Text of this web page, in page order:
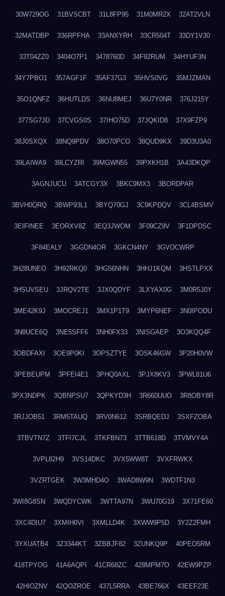
30W729OG 31BVSCBT 31L8FP95 31M0MR2X 32AT2VLN
32MATDBP 336RPFHA 33ANXYRH 33CR504T 33DY1V30
33T04ZZ0 3404O7P1 3478760D 34F92RUM 34HYUF3N
34Y7PBO1 357AGF1F 35AF37G3 35HVS0VG 35MJZMAN
35O1QNFZ 36HUTLDS 36NU8MEJ 36U7Y0NR 376J215Y
377SG7JD 37CVGS0S 37IHO75D 37JQKID8 37X9FZP9
38J0SXQX 38NQ9PDV 38O70PCO 38QUD9KX 39D3U3A0
39LAIWA9 39LCYZRI 39MGWN55 39PXKH1B 3A43DKQP
3AGNJUCU 3ATCGY3X 3BKC9MX3 3BORDPAR
3BVH0QRQ 3BWP93L1 3BYQ70GJ 3C9KPDQV 3CL4BSMV
3EIFINEE 3EORXV8Z 3EQ3JWOM 3F09CZ9V 3F1DPDSC
3F84EALY 3GGDN4OR 3GKCN4NY 3GVOCWRP
3H28UNEO 3H92RKQ0 3HG56NHN 3HHJ1KQM 3HSTLPXX
3HSUVSEU 3JRQV2TE 3JX0QDYF 3LXYAX0G 3M0R5J0Y
3ME42K9J 3MOCREJ1 3MX1P1T9 3MYP6NEF 3N0IPODU
3N8UCE6Q 3NE5SFF6 3NH0FX33 3NISGAEP 3O3KQQ4F
3OBDFAXI 3OE9P0KI 3OPSZTYE 3OSK46GW 3P20H0VW
3PEBEUPM 3PFEI4E1 3PHQ0AXL 3PJX8KV3 3PWL81U6
3PX3NDPK 3QBNPSU7 3QPKYD3H 3R660UUO 3R8OBY8R
3RJJOB51 3RM5TAUQ 3RV0N612 3SRBQEDJ 3SXFZOBA
3TBVTN7Z 3TFI7CJL 3TKFBN73 3TTB618D 3TVMVY4A
3VPL82H9 3VS14DKC 3VX5WW8T 3VXFRWKX
3VZRTGEK 3W3MHD4O 3WAD8W9N 3WDTF1N3
3WI8G8SN 3WQDYCWK 3WTTA97N 3WU70G19 3X71FE60
3XC4DIU7 3XMIH0VI 3XMLLD4K 3XWW9P5D 3Y2Z2FMH
3YXUATB4 3Z3344KT 3ZBBJF82 3ZUNKQ9P 40PEO5RM
418TPYOG 41A6AQPI 41CR68ZC 428MPM7O 42EW9PZP
42HIOZNV 42QOZROE 437L5RRA 43BE766X 43EEF23E